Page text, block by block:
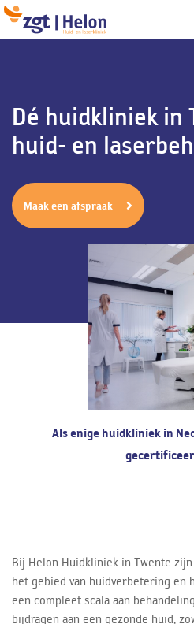
Dé huidkliniek in
huid- en
Maak een afspraak
Als enige huidkliniek in
Bij Helon Huidkliniek in Twente zijn
het gebied van huidverbetering en
een compleet scala aan
bijdragen aan een gezonde huid,